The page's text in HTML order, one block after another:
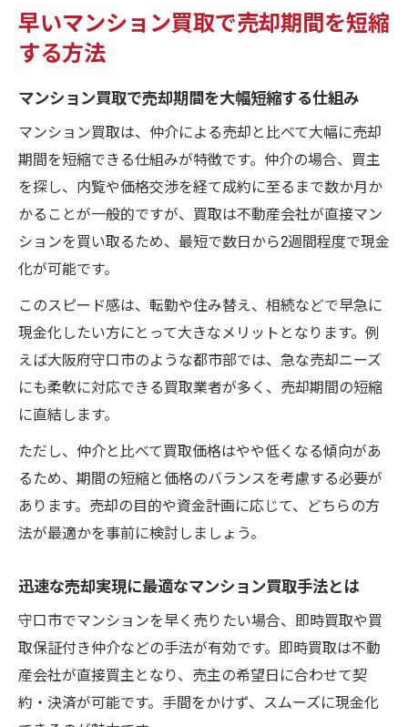
売却期間短縮を目指すマンション買取の活
用ポイント
意点
マンション買取なら面倒な手間を省ける理由
マンション買取が手間を省ける流れを徹底
内覧や交渉の負担を減らすマンション買取
の魅力
例
マンション買取で煩わしい対応を減らす方
法
マンション買取が忙しい方に選ばれる理由
守口市でスムーズに売り抜く買取の魅力とは
マンション買取で守口市の売却がスムーズ
に進む理由
ント
守口市で信頼できるマンション買取の選び
方
マンション買取が守口市で注目される背景
スムーズな売却を実現するマンション買取
早いマンション買取で売却期間を短縮
する方法
マンション買取で売却期間を大幅短縮する仕組み
マンション買取は、仲介による売却と比べて大幅に売却
期間を短縮できる仕組みが特徴です。仲介の場合、買主
を探し、内覧や価格交渉を経て成約に至るまで数か月か
かることが一般的ですが、買取は不動産会社が直接マン
ションを買い取るため、最短で数日から2週間程度で現金
化が可能です。
このスピード感は、転勤や住み替え、相続などで早急に
現金化したい方にとって大きなメリットとなります。例
えば大阪府守口市のような都市部では、急な売却ニーズ
にも柔軟に対応できる買取業者が多く、売却期間の短縮
に直結します。
ただし、仲介と比べて買取価格はやや低くなる傾向があ
るため、期間の短縮と価格のバランスを考慮する必要が
あります。売却の目的や資金計画に応じて、どちらの方
法が最適かを事前に検討しましょう。
迅速な売却実現に最適なマンション買取手法とは
守口市でマンションを早く売りたい場合、即時買取や買
取保証付き仲介などの手法が有効です。即時買取は不動
産会社が直接買主となり、売主の希望日に合わせて契
約・決済が可能です。手間をかけず、スムーズに現金化